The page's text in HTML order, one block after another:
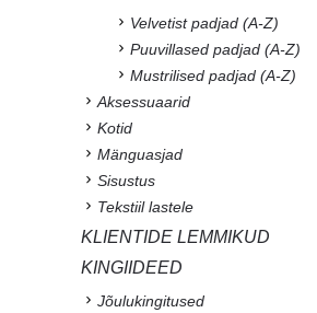
Velvetist padjad (A-Z)
Puuvillased padjad (A-Z)
Mustrilised padjad (A-Z)
Aksessuaarid
Kotid
Mänguasjad
Sisustus
Tekstiil lastele
KLIENTIDE LEMMIKUD
KINGIIDEED
Jõulukingitused